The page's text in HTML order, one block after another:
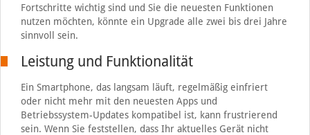
Fortschritte wichtig sind und Sie die neuesten Funktionen
nutzen möchten, könnte ein Upgrade alle zwei bis drei Jahre
sinnvoll sein.
Leistung und Funktionalität
Ein Smartphone, das langsam läuft, regelmäßig einfriert
oder nicht mehr mit den neuesten Apps und
Betriebssystem-Updates kompatibel ist, kann frustrierend
sein. Wenn Sie feststellen, dass Ihr aktuelles Gerät nicht